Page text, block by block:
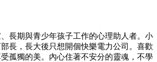
長期與青少年孩子工作的心理助人者。小
長，長大後只想開個快樂電力公司。喜歡
孤獨的美。內心住著不安分的靈魂，不學